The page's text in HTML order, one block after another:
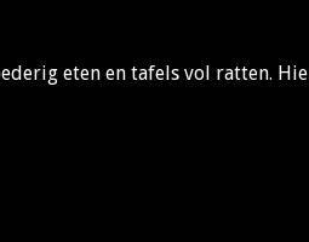
eten en tafels vol ratten.